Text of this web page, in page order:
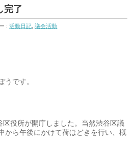
完了
:活動日記 ,議会活動
うです。
役所が開庁しました。当然渋谷区議
から午後にかけて荷ほどきを行い、概